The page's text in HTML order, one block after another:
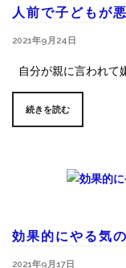
人前で子どもが
2021年9月24日
自分が親に言われて
続きを読む
効果的にやる気
2021年9月17日